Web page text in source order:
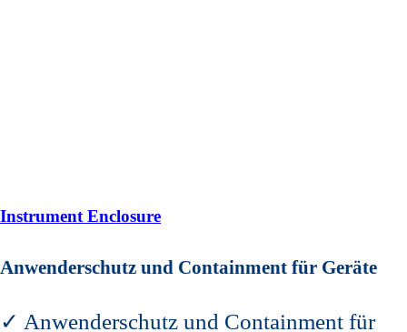
Instrument Enclosure
Anwenderschutz und Containment für Geräte
✓ Anwenderschutz und Containment für